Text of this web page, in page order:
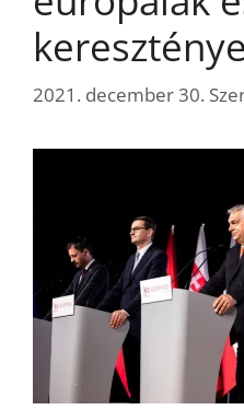
2021. december 30.